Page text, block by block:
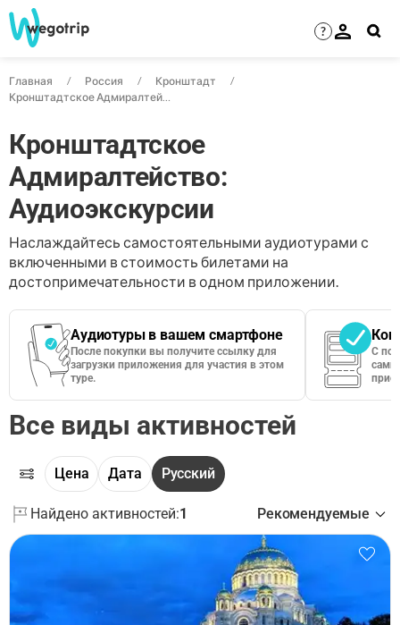
?
Главная Россия
Кронштадт
Кронштадтское Адмиралтейство
Кронштадтское
Адмиралтейство:
Аудиоэкскурсии
Наслаждайтесь самостоятельными аудиотурами с
включенными в стоимость билетами на
достопримечательности в одном приложении.
Аудиотуры в вашем смартфоне
После покупки вы получите ссылку для
загрузки приложения для участия в этом
туре.
С
сами
Все виды активностей
Цена Дата Русский
Найдено активностей:1 Рекомендуемые